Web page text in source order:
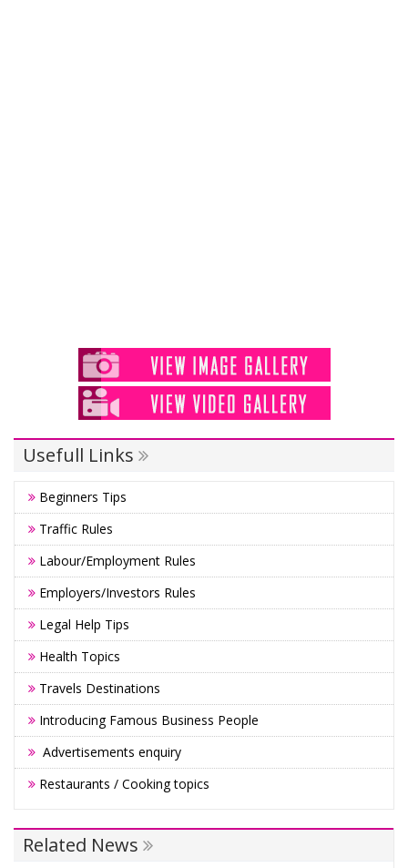
Usefull Links
Beginners Tips
Traffic Rules
Labour/Employment Rules
Employers/Investors Rules
Legal Help Tips
Health Topics
Travels Destinations
Introducing Famous Business People
Advertisements enquiry
Restaurants / Cooking topics
Related News